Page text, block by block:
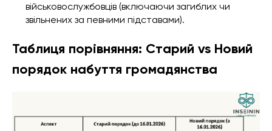
військовослужбовців (включаючи загиблих чи
звільнених за певними підставами).
Таблиця порівняння: Старий vs Новий
порядок набуття громадянства